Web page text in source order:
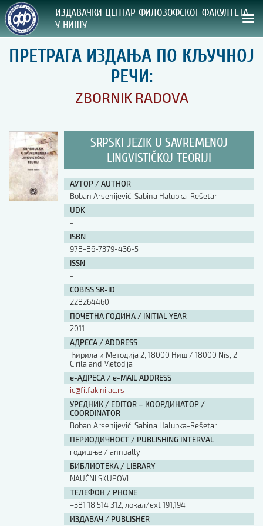
ИЗДАВАЧКИ ЦЕНТАР ФИЛОЗОФСКОГ ФАКУЛТЕТА
У НИШУ
СВА НАША ИЗДАЊА
ВРСТА ИЗДАЊА:
ПРЕГЛЕД
УПУТСТВА
УПУТСТВА
Правилник о издавачкој делатности
Упутство ауторима
Упутство уредницима
Изјава о ауторству
Изјава о лектури
Изјава о коришћењу ауторског дела
Упутство за бирање лиценце
Уговор са аутором
Шаблон прве стране и импресума [B5, ћир]
Шаблон прве стране и импресума [B5, лат]
Шаблон прве стране и импресума [B5, енг]
Етички кодекс
ПРЕТРАГА ИЗДАЊА
Наслов или део наслова
ПРЕТРАГА ИЗДАЊА ПО КЉУЧНОЈ
РЕЧИ:
ZBORNIK RADOVA
SRPSKI JEZIK U SAVREMENOJ
LINGVISTIČKOJ TEORIJI
АУТОР / AUTHOR
Boban Arsenijević, Sabina Halupka-Rešetar
UDK
-
ISBN
978-86-7379-436-5
ISSN
-
COBISS.SR-ID
228264460
ПОЧЕТНА ГОДИНА / INITIAL YEAR
2011
АДРЕСА / ADDRESS
Ћирила и Методија 2, 18000 Ниш / 18000 Nis, 2
Cirila and Metodija
е-АДРЕСА / e-MAIL ADDRESS
ic@filfak.ni.ac.rs
УРЕДНИК / EDITOR – КООРДИНАТОР /
COORDINATOR
Boban Arsenijević, Sabina Halupka-Rešetar
ПЕРИОДИЧНОСТ / PUBLISHING INTERVAL
годишње / annually
БИБЛИОТЕКА / LIBRARY
NAUČNI SKUPOVI
ТЕЛЕФОН / PHONE
+381 18 514 312, локал/ext 191,194
ИЗДАВАЧ / PUBLISHER